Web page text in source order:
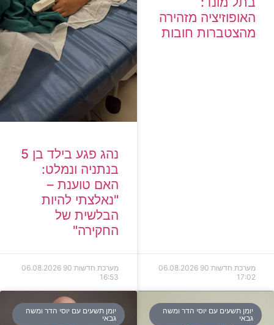
האופוזיציה מזהירה
מהצטברות חובות
מערכת חדשות 90
06.08.2026
17:02
נהג פגע בילד בן 5
בנתניה ונמלט:
האם טוענת –
"נאלצתי להיות
הבלשית של
החקירה"
מערכת חדשות 90
06.08.2026
16:53
יומן תשעים עם יוסי הדר ומשה
גבאי
יומן תשעים עם יוסי הדר ומשה
גבאי